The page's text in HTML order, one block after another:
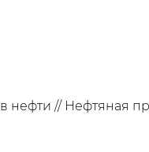
// Нефтяная